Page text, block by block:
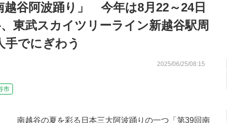
越谷阿波踊り」 今年は8月22～24日
東武スカイツリーライン新越谷駅周
でにぎわう
2025/06/25/08:15
市
南越谷の夏を彩る日本三大阿波踊りの一つ「第39回南